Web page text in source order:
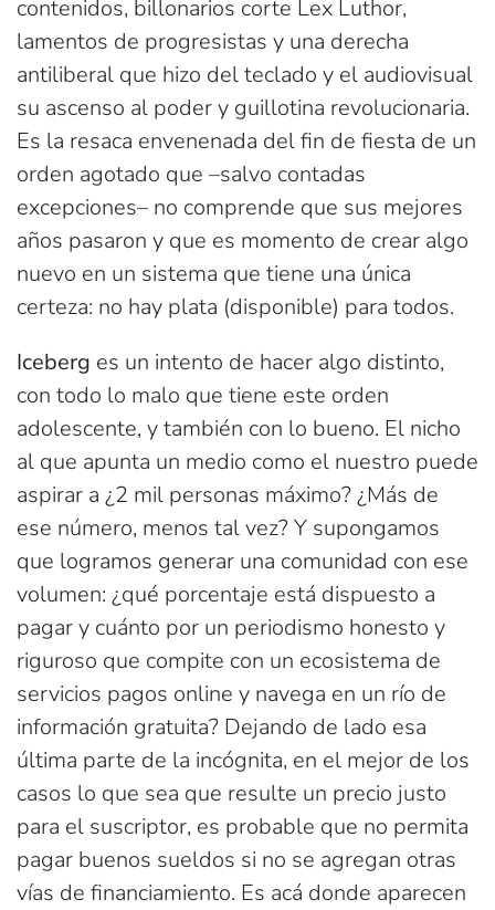
contenidos, billonarios corte Lex Luthor,
lamentos de progresistas y una derecha
antiliberal que hizo del teclado y el audiovisual
su ascenso al poder y guillotina revolucionaria.
Es la resaca envenenada del fin de fiesta de un
orden agotado que –salvo contadas
excepciones– no comprende que sus mejores
años pasaron y que es momento de crear algo
nuevo en un sistema que tiene una única
certeza: no hay plata (disponible) para todos.
Iceberg es un intento de hacer algo distinto,
con todo lo malo que tiene este orden
adolescente, y también con lo bueno. El nicho
al que apunta un medio como el nuestro puede
aspirar a ¿2 mil personas máximo? ¿Más de
ese número, menos tal vez? Y supongamos
que logramos generar una comunidad con ese
volumen: ¿qué porcentaje está dispuesto a
pagar y cuánto por un periodismo honesto y
riguroso que compite con un ecosistema de
servicios pagos online y navega en un río de
información gratuita? Dejando de lado esa
última parte de la incógnita, en el mejor de los
casos lo que sea que resulte un precio justo
para el suscriptor, es probable que no permita
pagar buenos sueldos si no se agregan otras
vías de financiamiento. Es acá donde aparecen